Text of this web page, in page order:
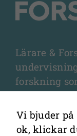
Lärare &
forskning
lärare, och
av
lärande.
Vi bjuder
ok, klickar